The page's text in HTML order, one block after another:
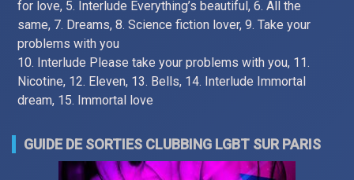
for love, 5. Interlude Everything’s beautiful, 6. All the
same, 7. Dreams, 8. Science fiction lover, 9. Take your
problems with you
10. Interlude Please take your problems with you, 11.
Nicotine, 12. Eleven, 13. Bells, 14. Interlude Immortal
dream, 15. Immortal love
GUIDE DE SORTIES CLUBBING LGBT SUR PARIS